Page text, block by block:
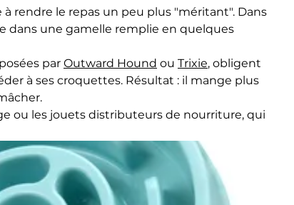
rendre le repas un peu plus "méritant". Dans
dans une gamelle remplie en quelques
par Outward Hound ou Trixie, obligent
à ses croquettes. Résultat : il mange plus
ou les jouets distributeurs de nourriture, qui